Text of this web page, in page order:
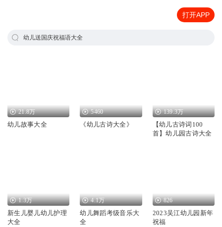
打开APP
幼儿送国庆祝福语大全
21.8万
幼儿故事大全
5460
《幼儿古诗大全》
139.3万
【幼儿古诗词100
首】幼儿园古诗大全
1.3万
新生儿婴儿幼儿护理
大全
4.1万
幼儿舞蹈考级音乐大
全
826
2023吴江幼儿园新年
祝福